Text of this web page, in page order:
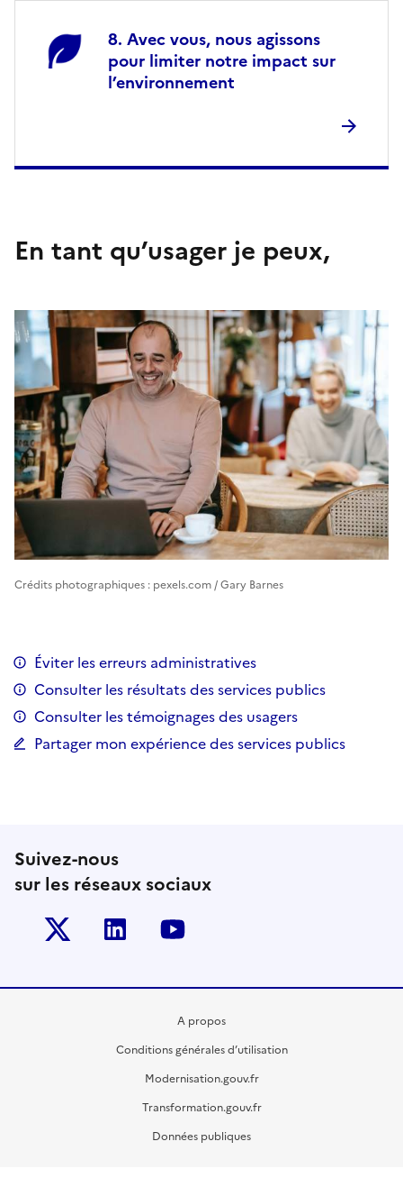
Avec vous, nous agissons
pour limiter notre impact sur
l’environnement
En tant qu’usager je peux,
Crédits photographiques : pexels.com / Gary Barnes
Éviter les erreurs administratives
Consulter les résultats des services publics
Consulter les témoignages des usagers
Partager mon expérience des services publics
Suivez-nous
sur les réseaux sociaux
Twitter-x Linkedin
A propos
Conditions générales d’utilisation
Modernisation.gouv.fr
Transformation.gouv.fr
Données publiques